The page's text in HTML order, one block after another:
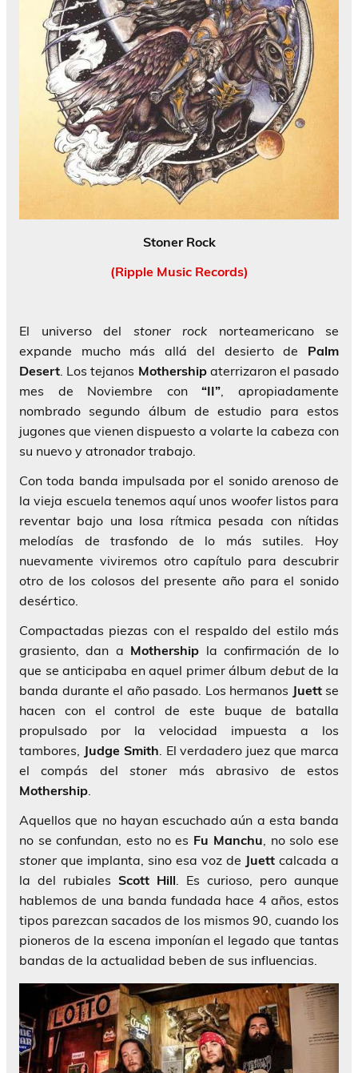
Stoner Rock
(Ripple Music Records)
El universo del stoner rock norteamericano se
expande mucho más allá del desierto de Palm
Desert. Los tejanos Mothershipaterrizaron el pasado
mes de Noviembre con“II”, apropiadamente
nombrado segundo álbum de estudio para estos
jugones que vienen dispuesto a volarte la cabeza con
su nuevo y atronador trabajo.
Con toda banda impulsada por el sonido arenoso de
la vieja escuela tenemos aquí unos wooferlistos para
reventar bajo una losa rítmica pesada con nítidas
melodías de trasfondo de lo más sutiles. Hoy
nuevamente viviremos otro capítulo para descubrir
otro de los colosos del presente año para el sonido
desértico.
Compactadas piezas con el respaldo del estilo más
grasiento, dan a Mothership la confirmación de lo
que se anticipaba en aquel primer álbum debutde la
banda durante el año pasado. Los hermanos Juettse
hacen con el control de este buque de batalla
propulsado por la velocidad impuesta a los
tambores, Judge Smith. El verdadero juez que marca
el compás delstoner más abrasivo de estos
Mothership.
Aquellos que no hayan escuchado aún a esta banda
no se confundan, esto no es Fu Manchu, no solo ese
stoner que implanta, sino esa voz de Juett calcada a
la del rubiales Scott Hill. Es curioso, pero aunque
hablemos de una banda fundada hace 4 años, estos
tipos parezcan sacados de los mismos 90, cuando los
pioneros de la escena imponían el legado que tantas
bandas de la actualidad beben de sus influencias.